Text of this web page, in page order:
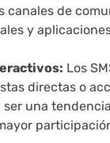
canales de
y
Los
directas o
ser una